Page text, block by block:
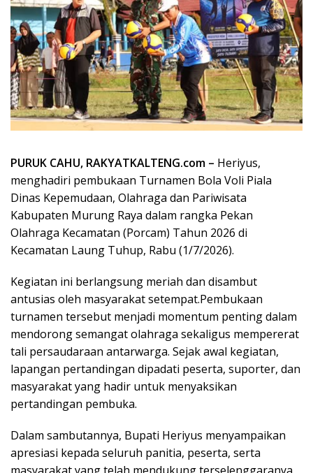
PURUK CAHU, RAKYATKALTENG.com – Heriyus,
menghadiri pembukaan Turnamen Bola Voli Piala
Dinas Kepemudaan, Olahraga dan Pariwisata
Kabupaten Murung Raya dalam rangka Pekan
Olahraga Kecamatan (Porcam) Tahun 2026 di
Kecamatan Laung Tuhup, Rabu (1/7/2026).
Kegiatan ini berlangsung meriah dan disambut
antusias oleh masyarakat setempat.Pembukaan
turnamen tersebut menjadi momentum penting dalam
mendorong semangat olahraga sekaligus mempererat
tali persaudaraan antarwarga. Sejak awal kegiatan,
lapangan pertandingan dipadati peserta, suporter, dan
masyarakat yang hadir untuk menyaksikan
pertandingan pembuka.
Dalam sambutannya, Bupati Heriyus menyampaikan
apresiasi kepada seluruh panitia, peserta, serta